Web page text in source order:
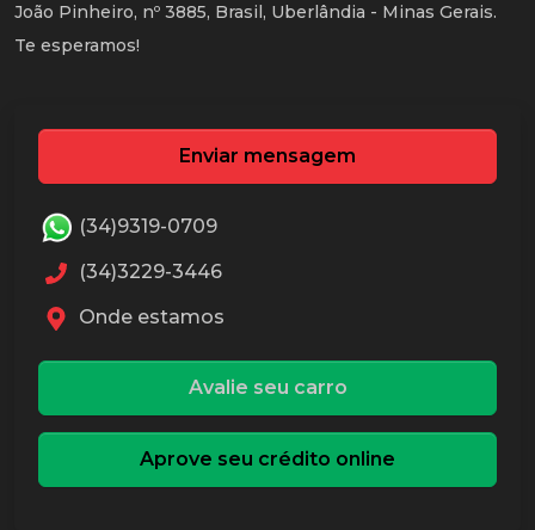
João Pinheiro, nº 3885, Brasil, Uberlândia - Minas Gerais.
Te esperamos!
Enviar mensagem
(34)9319-0709
(34)3229-3446
Onde estamos
Avalie seu carro
Aprove seu crédito online